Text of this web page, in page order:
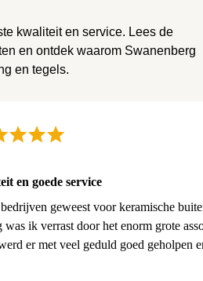
kwaliteit en service. Lees de
en ontdek waarom Swanenberg
en tegels.
en goede service
geweest voor keramische
ik verrast door het enorm grote
er met veel geduld goed geholpen